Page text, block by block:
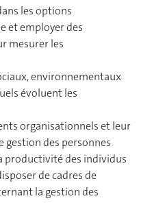
les options
et employer des
mesurer les
environnementaux
évoluent les
organisationnels et leur
gestion des personnes
productivité des individus
de cadres de
la gestion des